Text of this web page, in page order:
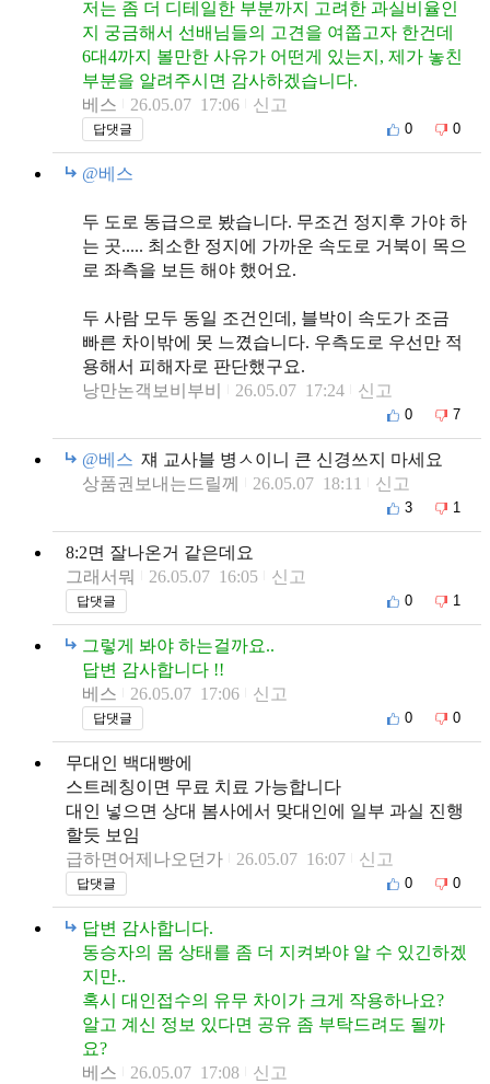
저는 좀 더 디테일한 부분까지 고려한 과실비율인
지 궁금해서 선배님들의 고견을 여쭙고자 한건데
6대4까지 볼만한 사유가 어떤게 있는지, 제가 놓친
부분을 알려주시면 감사하겠습니다.
베스
26.05.07 17:06 신고
답댓글 0 0
@베스
두 도로 동급으로 봤습니다. 무조건 정지후 가야 하
는 곳..... 최소한 정지에 가까운 속도로 거북이 목으
로 좌측을 보든 해야 했어요.
두 사람 모두 동일 조건인데, 블박이 속도가 조금
빠른 차이밖에 못 느꼈습니다. 우측도로 우선만 적
용해서 피해자로 판단했구요.
낭만논객보비부비
26.05.07 17:24 신고
0 7
@베스 쟤 교사블 병ㅅ이니 큰 신경쓰지 마세요
상품권보내는드릴께
26.05.07 18:11 신고
3 1
8:2면 잘나온거 같은데요
그래서뭐
26.05.07 16:05 신고
답댓글 0 1
그렇게 봐야 하는걸까요..
답변 감사합니다 !!
베스
26.05.07 17:06 신고
답댓글 0 0
무대인 백대빵에
스트레칭이면 무료 치료 가능합니다
대인 넣으면 상대 봄사에서 맞대인에 일부 과실 진행
할듯 보임
급하면어제나오던가
26.05.07 16:07 신고
답댓글 0 0
답변 감사합니다.
동승자의 몸 상태를 좀 더 지켜봐야 알 수 있긴하겠
지만..
혹시 대인접수의 유무 차이가 크게 작용하나요?
알고 계신 정보 있다면 공유 좀 부탁드려도 될까
요?
베스
26.05.07 17:08 신고